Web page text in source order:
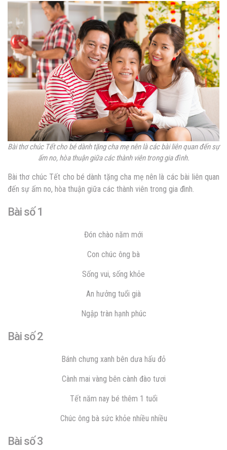
Bài thơ chúc Tết cho bé dành tặng cha mẹ nên là các bài liên quan đến sự
ấm no, hòa thuận giữa các thành viên trong gia đình.
Bài thơ chúc Tết cho bé dành tặng cha mẹ nên là các bài liên quan
đến sự ấm no, hòa thuận giữa các thành viên trong gia đình.
Bài số 1
Đón chào năm mới
Con chúc ông bà
Sống vui, sống khỏe
An hưởng tuổi già
Ngập tràn hạnh phúc
Bài số 2
Bánh chưng xanh bên dưa hấu đỏ
Cành mai vàng bên cành đào tươi
Tết năm nay bé thêm 1 tuổi
Chúc ông bà sức khỏe nhiều nhiều
Bài số 3